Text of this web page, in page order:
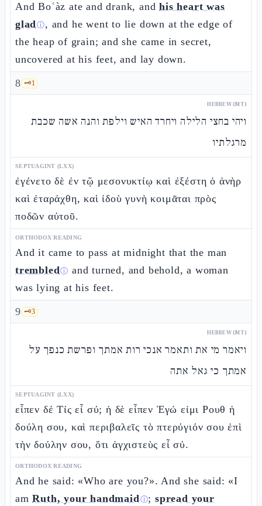
And Boʿàz ate and drank, andhis heart was
gladⓘ, and he went to lie down at the edge of
the heap of grain; and she came in secret,
uncovered at his feet, and lay down.
8 🗝️1
HEBREW (MT)
ויהי בחצי הלילה ויחרד האיש וילפת והנה אשה שכבת
מרגלתיו
SEPTUAGINT (LXX)
ἐγένετο δὲ ἐν τῷ μεσονυκτίῳ καὶ ἐξέστη ὁ ἀνὴρ
καὶ ἐταράχθη, καὶ ἰδοὺ γυνὴ κοιμᾶται πρὸς
ποδῶν αὐτοῦ.
ORTHODOX READING
And it came to pass at midnight that the man
trembledⓘ and turned, and behold, a woman
was lying at his feet.
9 🗝️3
HEBREW (MT)
ויאמר מי את ותאמר אנכי רות אמתך ופרשת כנפך על
אמתך כי גאל אתה
SEPTUAGINT (LXX)
εἶπεν δέ Τίς εἶ σύ; ἡ δὲ εἶπεν Ἐγώ εἰμι Ρουθ ἡ
δούλη σου, καὶ περιβαλεῖς τὸ πτερύγιόν σου ἐπὶ
τὴν δούλην σου, ὅτι ἀγχιστεὺς εἶ σύ.
ORTHODOX READING
And he said: «Who are you?». And she said: «I
amRuth, your handmaidⓘ;spread your